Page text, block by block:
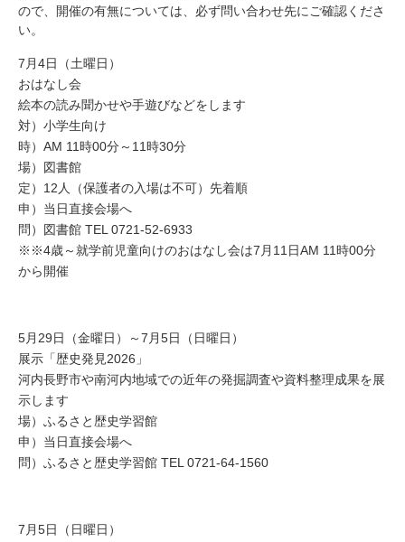
ので、開催の有無については、必ず問い合わせ先にご確認くださ
い。
7月4日（土曜日）
おはなし会
絵本の読み聞かせや手遊びなどをします
対）小学生向け
時）AM 11時00分～11時30分
場）図書館
定）12人（保護者の入場は不可）先着順
申）当日直接会場へ
問）図書館 TEL 0721-52-6933
※※4歳～就学前児童向けのおはなし会は7月11日AM 11時00分
から開催
5月29日（金曜日）～7月5日（日曜日）
展示「歴史発見2026」
河内長野市や南河内地域での近年の発掘調査や資料整理成果を展
示します
場）ふるさと歴史学習館
申）当日直接会場へ
問）ふるさと歴史学習館 TEL 0721-64-1560
7月5日（日曜日）